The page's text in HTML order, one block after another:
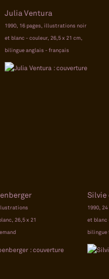
Julia Ventura
1990, 16 pages, illustrations noir
et blanc - couleur, 26,5 x 21 cm,
bilingue anglais - français
26,5 x 21
Silvie
1990,
et blanc
bilingue